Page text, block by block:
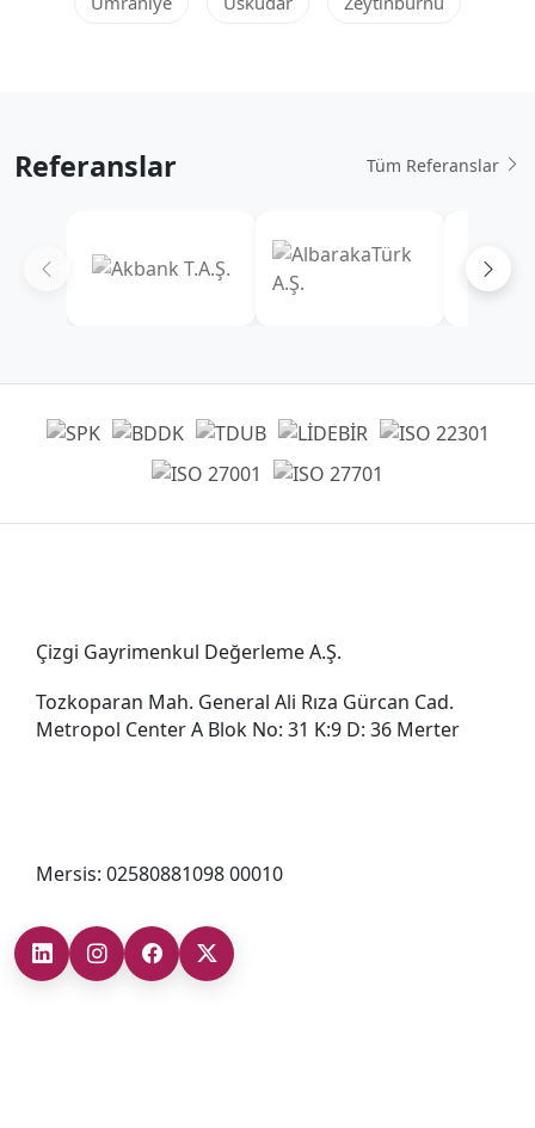
Referanslar Tüm Referanslar
Çizgi Gayrimenkul Değerleme A.Ş.
Tozkoparan Mah. General Ali Rıza Gürcan Cad.
Metropol Center A Blok No: 31 K:9 D: 36 Merter
Mersis: 02580881098 00010